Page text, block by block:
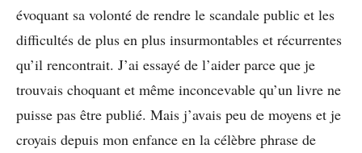
évoquant sa volonté de rendre le scandale public et les
difficultés de plus en plus insurmontables et récurrentes
qu’il rencontrait. J’ai essayé de l’aider parce que je
trouvais choquant et même inconcevable qu’un livre ne
puisse pas être publié. Mais j’avais peu de moyens et je
croyais depuis mon enfance en la célèbre phrase de